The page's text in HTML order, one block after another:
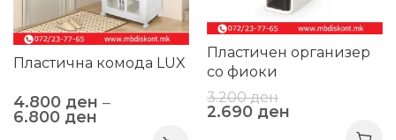
Пластичен организер
со фиоки
3.200ден
2.690 ден
Пластична комода LUX
4.800 ден –
6.800 ден